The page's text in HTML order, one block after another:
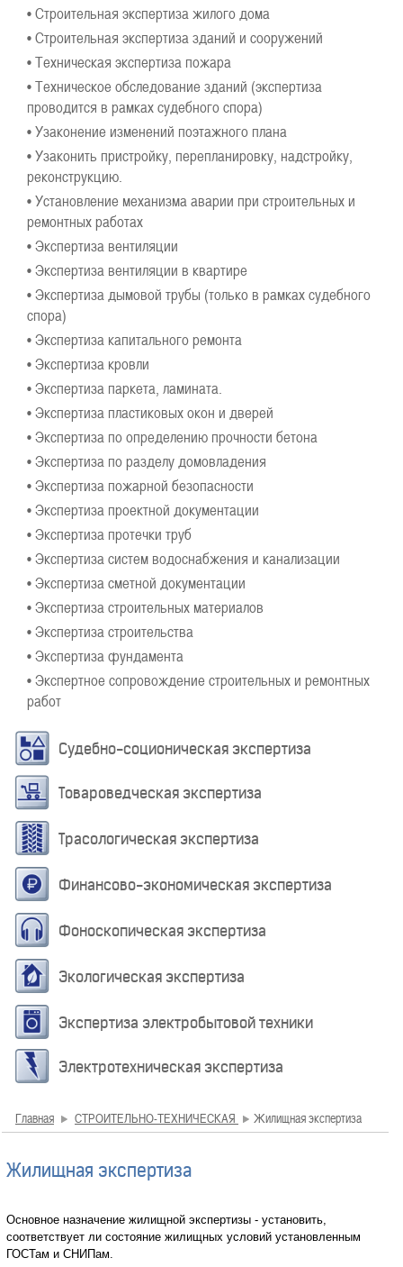
• Строительная экспертиза жилого дома
• Строительная экспертиза зданий и сооружений
• Техническая экспертиза пожара
• Техническое обследование зданий (экспертиза
проводится в рамках судебного спора)
• Узаконение изменений поэтажного плана
• Узаконить пристройку, перепланировку, надстройку,
реконструкцию.
• Установление механизма аварии при строительных и
ремонтных работах
• Экспертиза вентиляции
• Экспертиза вентиляции в квартире
• Экспертиза дымовой трубы (только в рамках судебного
спора)
• Экспертиза капитального ремонта
• Экспертиза кровли
• Экспертиза паркета, ламината.
• Экспертиза пластиковых окон и дверей
• Экспертиза по определению прочности бетона
• Экспертиза по разделу домовладения
• Экспертиза пожарной безопасности
• Экспертиза проектной документации
• Экспертиза протечки труб
• Экспертиза систем водоснабжения и канализации
• Экспертиза сметной документации
• Экспертиза строительных материалов
• Экспертиза строительства
• Экспертиза фундамента
• Экспертное сопровождение строительных и ремонтных
работ
Судебно-соционическая экспертиза
Товароведческая экспертиза
Трасологическая экспертиза
Финансово-экономическая экспертиза
Фоноскопическая экспертиза
Экологическая экспертиза
Экспертиза электробытовой техники
Электротехническая экспертиза
Главная СТРОИТЕЛЬНО-ТЕХНИЧЕСКАЯ Жилищная экспертиза
Жилищная экспертиза
Основное назначение жилищной экспертизы - установить,
соответствует ли состояние жилищных условий установленным
ГОСТам и СНИПам.